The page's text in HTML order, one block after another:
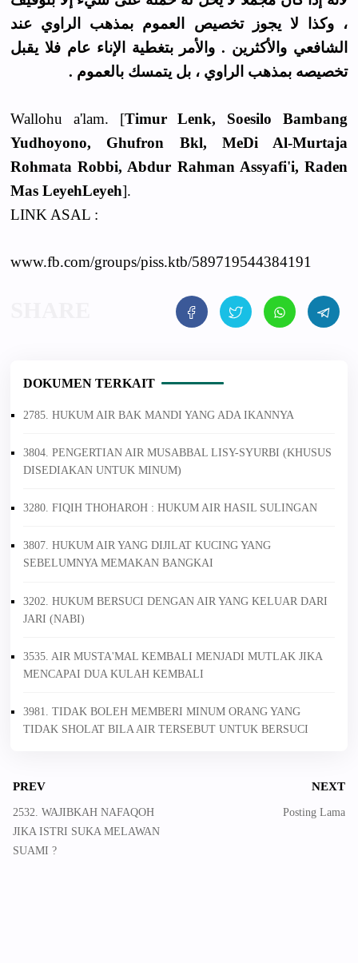
، وكذا لا يجوز تخصيص العموم بمذهب الراوي عند
الشافعي والأكثرين . والأمر بتغطية الإناء عام فلا يقبل
تخصيصه بمذهب الراوي ، بل يتمسك بالعموم .
Wallohu a'lam. [Timur Lenk, Soesilo Bambang
Yudhoyono, Ghufron Bkl, MeDi Al-Murtaja
Rohmata Robbi, Abdur Rahman Assyafi'i, Raden
Mas LeyehLeyeh].
LINK ASAL :
www.fb.com/groups/piss.ktb/589719544384191
DOKUMEN TERKAIT
2785. HUKUM AIR BAK MANDI YANG ADA IKANNYA
3804. PENGERTIAN AIR MUSABBAL LISY-SYURBI (KHUSUS
DISEDIAKAN UNTUK MINUM)
3280. FIQIH THOHAROH : HUKUM AIR HASIL SULINGAN
3807. HUKUM AIR YANG DIJILAT KUCING YANG
SEBELUMNYA MEMAKAN BANGKAI
3202. HUKUM BERSUCI DENGAN AIR YANG KELUAR DARI
JARI (NABI)
3535. AIR MUSTA'MAL KEMBALI MENJADI MUTLAK JIKA
MENCAPAI DUA KULAH KEMBALI
3981. TIDAK BOLEH MEMBERI MINUM ORANG YANG
TIDAK SHOLAT BILA AIR TERSEBUT UNTUK BERSUCI
PREV
2532. WAJIBKAH NAFAQOH
JIKA ISTRI SUKA MELAWAN
SUAMI ?
NEXT
Posting Lama